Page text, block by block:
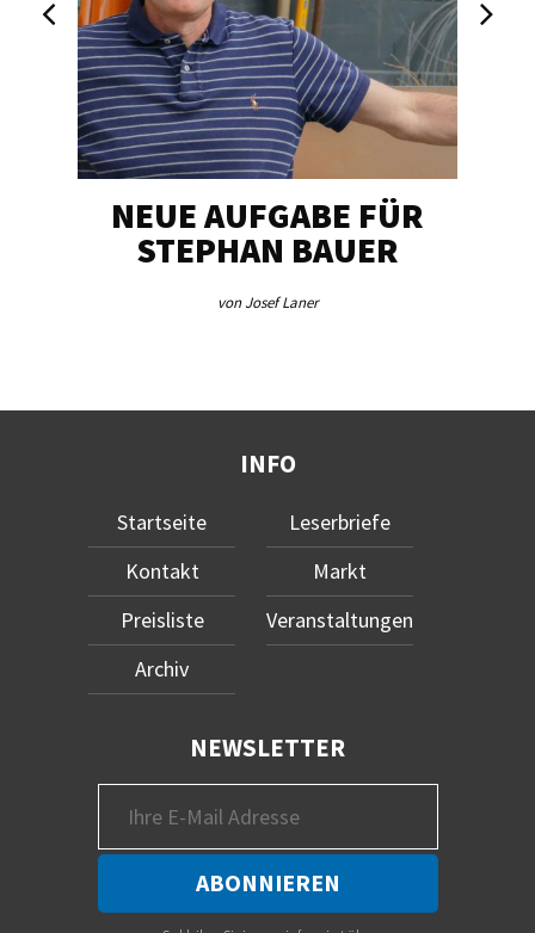
NEUE AUFGABE FÜR
STEPHAN BAUER
von Josef Laner
INFO
Startseite
Kontakt
Preisliste
Archiv
Leserbriefe
Markt
Veranstaltungen
NEWSLETTER